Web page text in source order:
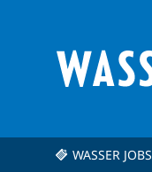
WASSER JOBS